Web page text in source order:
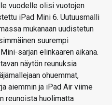
vuodelle olisi vuotojen
iPad Mini 6. Uutuusmalli
mukanaan uudistetun
suurempi
sarjan elinkaaren aikana.
näytön reunuksia
ohuemmat,
aiemmin ja iPad Air viime
reunoista huolimatta